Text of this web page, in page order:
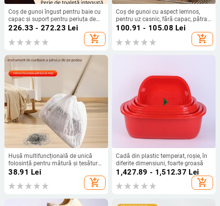
Coș de gunoi îngust pentru baie cu
capac și suport pentru periuța de
toaletă
226.33 - 272.23 Lei
add_shopping_cart
Coș de gunoi cu aspect lemnos,
pentru uz casnic, fără capac, pătrat,
din plastic, 12 L, pentru baie,
100.91 - 105.08 Lei
add_shopping_cart
Husă multifuncțională de unică
folosință pentru mătură și țesătură
de înlocuire pentru mop, curățenie
38.91 Lei
add_shopping_cart
Cadă din plastic temperat, roșie, în
diferite dimensiuni, foarte groasă
1,427.89 - 1,512.37 Lei
add_shopping_cart